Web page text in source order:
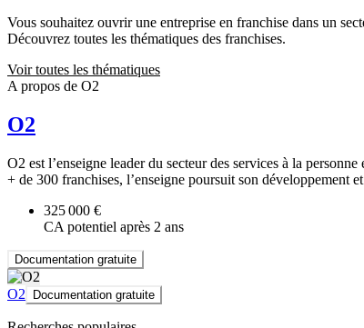
Vous souhaitez ouvrir une entreprise en franchise dans un
Découvrez toutes les thématiques des franchises.
Voir toutes les thématiques
A propos de O2
O2
O2 est l’enseigne leader du secteur des services à la
+ de 300 franchises, l’enseigne poursuit son développement
325 000 €
CA potentiel après 2 ans
Documentation gratuite
O2 Documentation gratuite